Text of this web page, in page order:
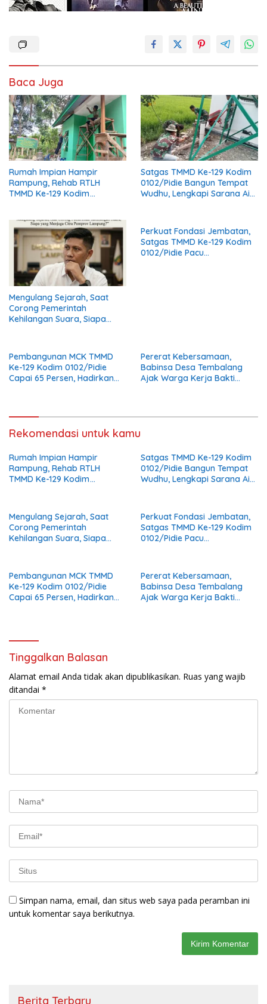
Baca Juga
Rumah Impian Hampir
Rampung, Rehab RTLH
TMMD Ke-129 Kodim
Satgas TMMD Ke-129 Kodim
0102/Pidie Bangun Tempat
Wudhu, Lengkapi Sarana Air
Mengulang Sejarah, Saat
Corong Pemerintah
Kehilangan Suara, Siapa
Perkuat Fondasi Jembatan,
Satgas TMMD Ke-129 Kodim
0102/Pidie Pacu
Pembangunan MCK TMMD
Ke-129 Kodim 0102/Pidie
Capai 65 Persen, Hadirkan
Pererat Kebersamaan,
Babinsa Desa Tembalang
Ajak Warga Kerja Bakti
Rekomendasi untuk kamu
Rumah Impian Hampir
Rampung, Rehab RTLH
TMMD Ke-129 Kodim
Satgas TMMD Ke-129 Kodim
0102/Pidie Bangun Tempat
Wudhu, Lengkapi Sarana Air
Mengulang Sejarah, Saat
Corong Pemerintah
Kehilangan Suara, Siapa
Perkuat Fondasi Jembatan,
Satgas TMMD Ke-129 Kodim
0102/Pidie Pacu
Pembangunan MCK TMMD
Ke-129 Kodim 0102/Pidie
Capai 65 Persen, Hadirkan
Pererat Kebersamaan,
Babinsa Desa Tembalang
Ajak Warga Kerja Bakti
Tinggalkan Balasan
Alamat email Anda tidak akan dipublikasikan. Ruas yang wajib
ditandai *
Simpan nama, email, dan situs web saya pada peramban ini
untuk komentar saya berikutnya.
Berita Terbaru